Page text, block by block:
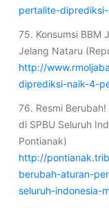
pertalite-
75. Konsumsi BBM
Jelang Nataru
http://
diprediksi-naik-4-
76. Resmi
di SPBU Seluruh
Pontianak)
http://
berubah-aturan-
seluruh-indonesia-